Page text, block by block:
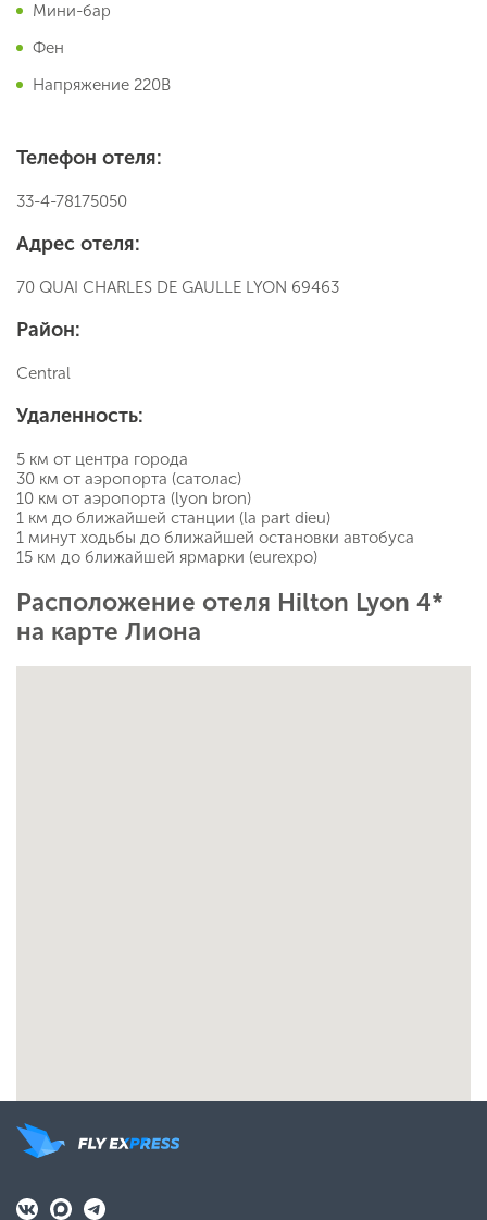
Мини-бар
Фен
Напряжение 220В
Телефон отеля:
33-4-78175050
Адрес отеля:
70 QUAI CHARLES DE GAULLE LYON 69463
Район:
Central
Удаленность:
5 км от центра города
30 км от аэропорта (сатолас)
10 км от аэропорта (lyon bron)
1 км до ближайшей станции (la part dieu)
1 минут ходьбы до ближайшей остановки автобуса
15 км до ближайшей ярмарки (eurexpo)
Расположение отеля Hilton Lyon 4*
на карте Лиона